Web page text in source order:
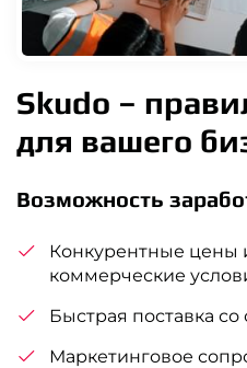
Skudo –
для вашего
Возможность
Конкурентные цены
коммерческие
Быстрая поставка со
Маркетинговое